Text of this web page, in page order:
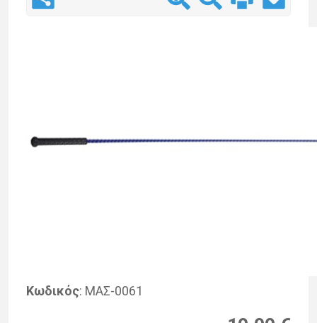
Κωδικός: ΜΑΣ-0061